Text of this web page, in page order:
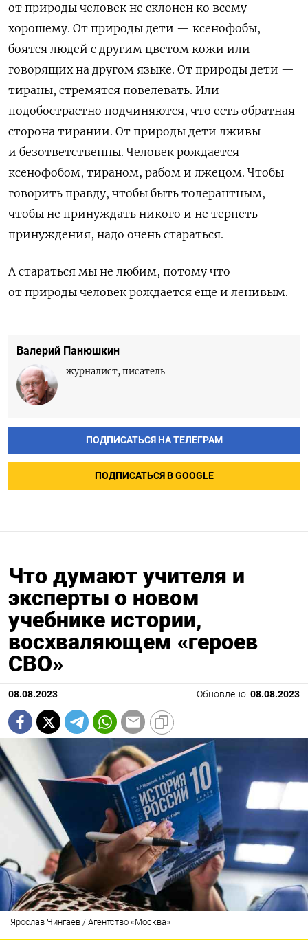
от природы человек не склонен ко всему
хорошему. От природы дети — ксенофобы,
боятся людей с другим цветом кожи или
говорящих на другом языке. От природы дети —
тираны, стремятся повелевать. Или
подобострастно подчиняются, что есть обратная
сторона тирании. От природы дети лживы
и безответственны. Человек рождается
ксенофобом, тираном, рабом и лжецом. Чтобы
говорить правду, чтобы быть толерантным,
чтобы не принуждать никого и не терпеть
принуждения, надо очень стараться.
А стараться мы не любим, потому что
от природы человек рождается еще и ленивым.
Валерий Панюшкин
журналист, писатель
ПОДПИСАТЬСЯ НА ТЕЛЕГРАМ
ПОДПИСАТЬСЯ В GOOGLE
Что думают учителя и
эксперты о новом
учебнике истории,
восхваляющем «героев
СВО»
08.08.2023 Обновлено: 08.08.2023
Ярослав Чингаев / Агентство «Москва»